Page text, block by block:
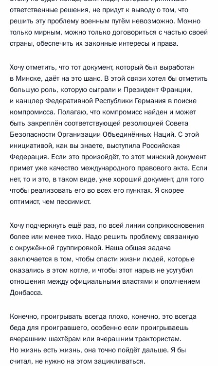
ответственные решения, не придут к выводу о том, что
решить эту проблему военным путём невозможно. Можно
только мирным, можно только договориться с частью своей
страны, обеспечить их законные интересы и права.
Хочу отметить, что тот документ, который был выработан
в Минске, даёт на это шанс. В этой связи хотел бы отметить
большую роль, которую сыграли и Президент Франции,
и канцлер Федеративной Республики Германия в поиске
компромисса. Полагаю, что компромисс найден и может
быть закреплён соответствующей резолюцией Совета
Безопасности Организации Объединённых Наций. С этой
инициативой, как вы знаете, выступила Российская
Федерация. Если это произойдёт, то этот минский документ
примет уже качество международного правового акта. Если
нет, то и это, в таком виде, уже хороший документ, для того
чтобы реализовать его во всех его пунктах. Я скорее
оптимист, чем пессимист.
Хочу подчеркнуть ещё раз, по всей линии соприкосновения
более или менее тихо. Надо решить проблему, связанную
с окружённой группировкой. Наша общая задача
заключается в том, чтобы спасти жизни людей, которые
оказались в этом котле, и чтобы этот нарыв не усугубил
отношения между официальными властями и ополчением
Донбасса.
Конечно, проигрывать всегда плохо, конечно, это всегда
беда для проигравшего, особенно если проигрываешь
вчерашним шахтёрам или вчерашним трактористам.
Но жизнь есть жизнь, она точно пойдёт дальше. Я бы
считал, не нужно на этом зацикливаться.